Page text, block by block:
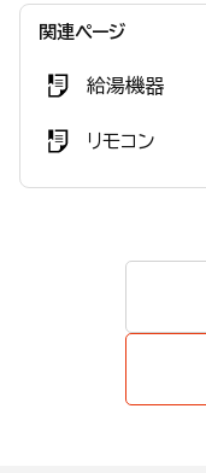
関連ページ
給湯機器
リモコン